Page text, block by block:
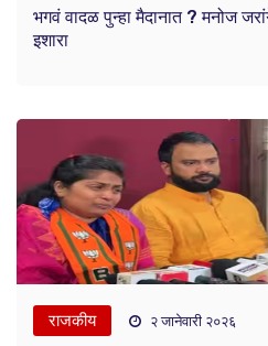
भगवं वादळ पुन्हा मैदानात ? मनोज
इशारा
राजकीय २ जानेवारी २०२६